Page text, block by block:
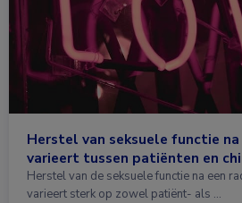
Herstel van seksuele functie
varieert tussen patiënten en
Herstel van de seksuele functie na een
varieert sterk op zowel patiënt- als …